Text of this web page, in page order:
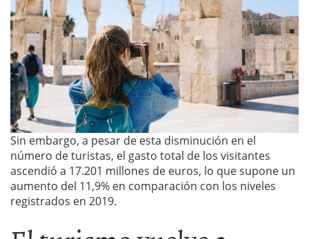
Sin embargo, a pesar de esta disminución en el
número de turistas, el gasto total de los visitantes
ascendió a 17.201 millones de euros, lo que supone un
aumento del 11,9% en comparación con los niveles
registrados en 2019.